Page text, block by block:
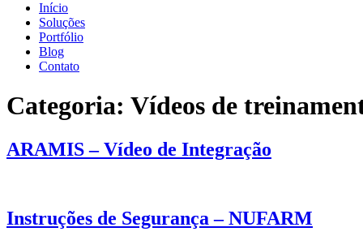
Início
Soluções
Portfólio
Blog
Contato
Categoria: Vídeos de
ARAMIS – Vídeo de Integração
Instruções de Segurança – NUFARM